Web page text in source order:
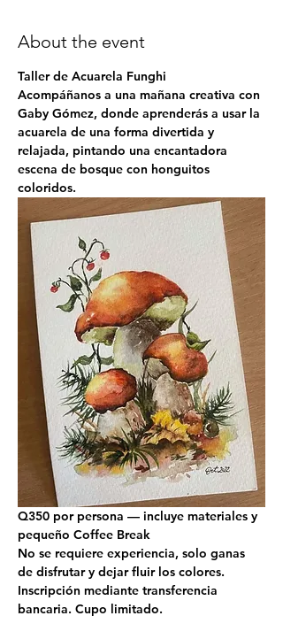
About the event
Taller de Acuarela Funghi
Acompáñanos a una mañana creativa con
Gaby Gómez, donde aprenderás a usar la
acuarela de una forma divertida y
relajada, pintando una encantadora
escena de bosque con honguitos
coloridos.
Q350 por persona — incluye materiales y
pequeño Coffee Break
No se requiere experiencia, solo ganas
de disfrutar y dejar fluir los colores.
Inscripción mediante transferencia
bancaria. Cupo limitado.